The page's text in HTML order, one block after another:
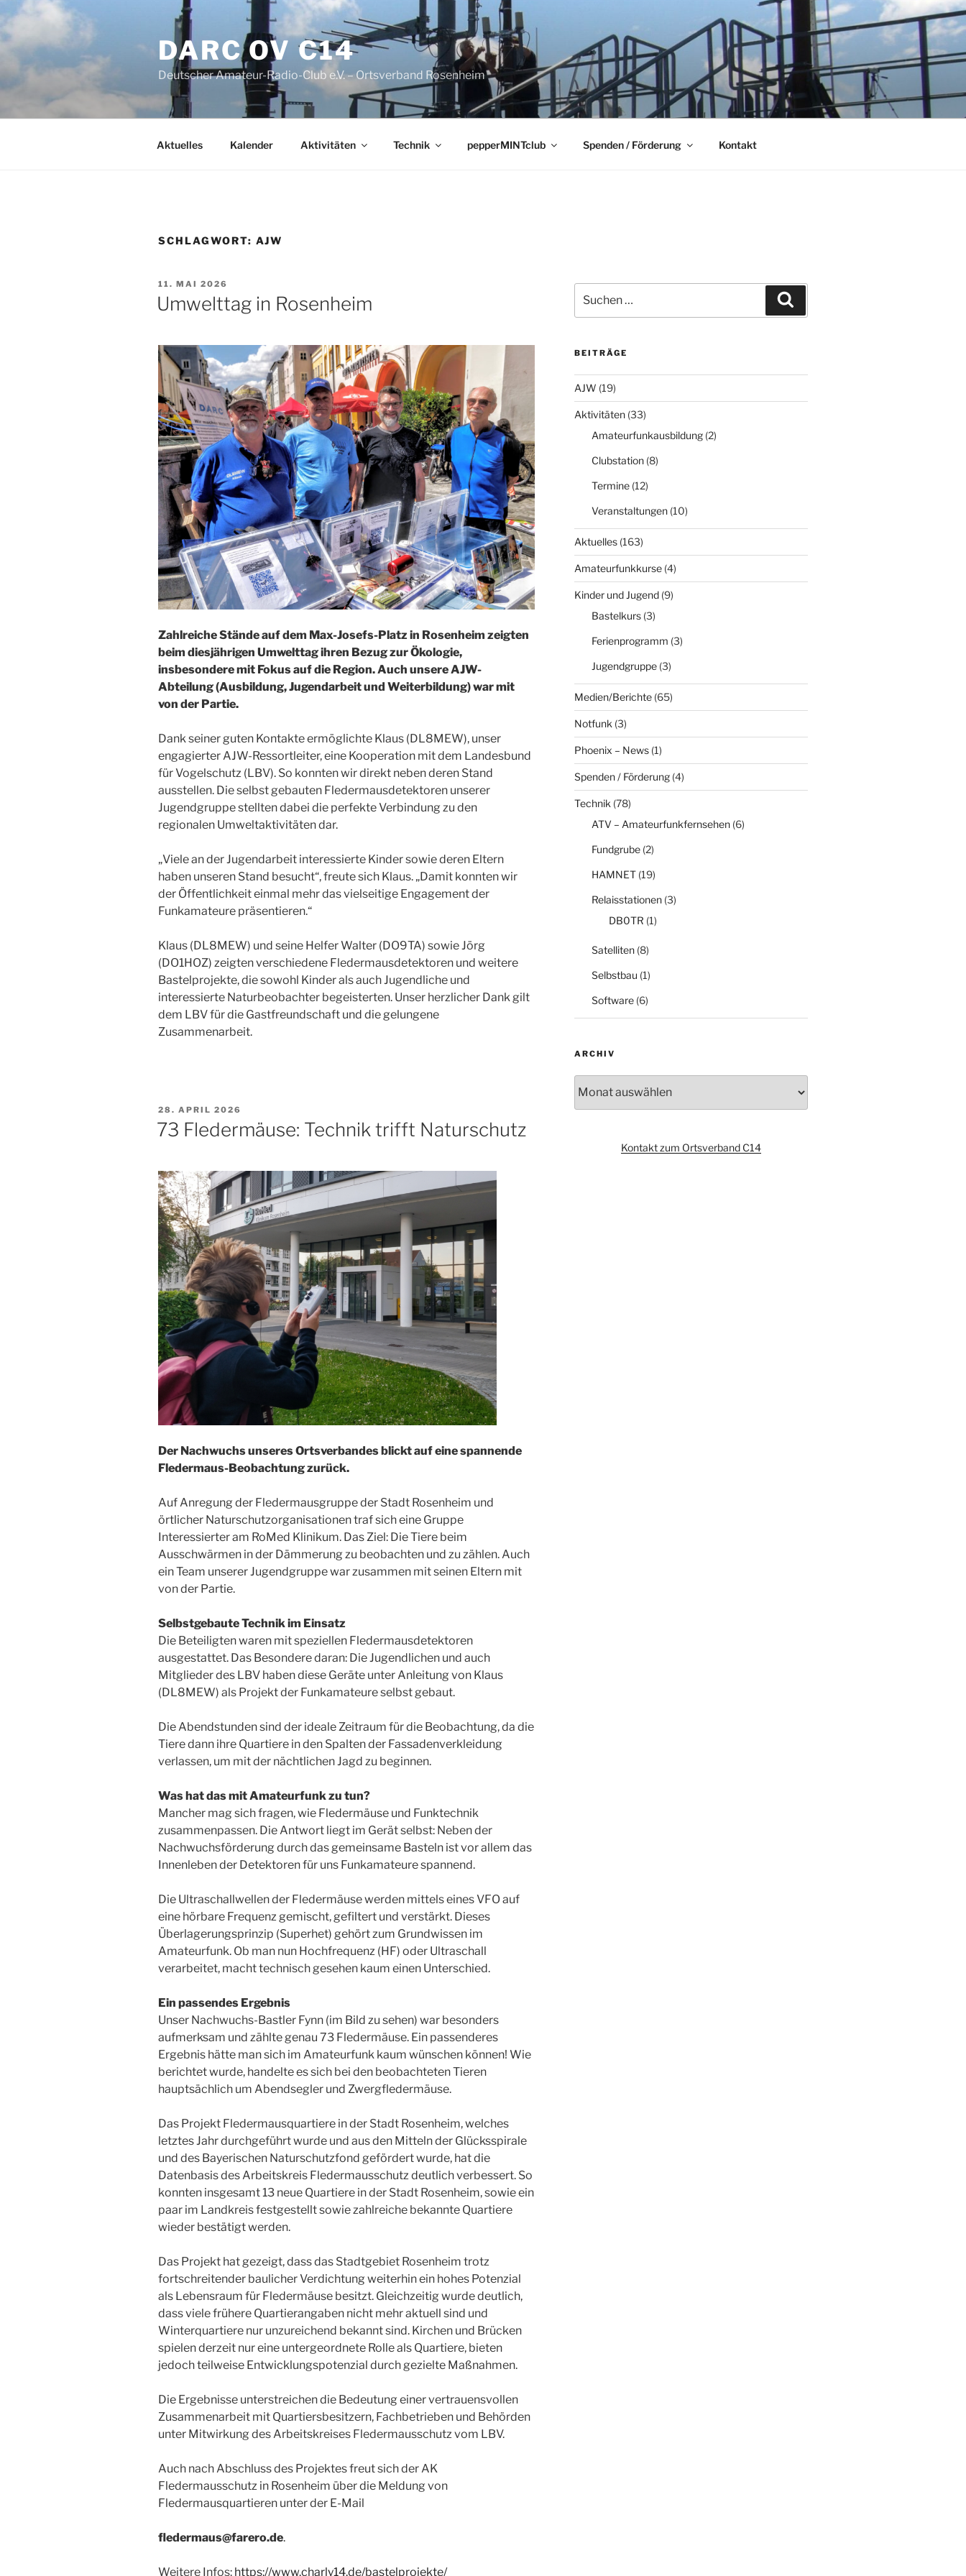
Zum
Inhalt
springen
DARC OV C14
Deutscher Amateur-Radio-Club e.V. – Ortsverband Rosenheim
Aktuelles Kalender Aktivitäten Technik pepperMINTclub Spenden / Förderung Kontakt
SCHLAGWORT: AJW
VERÖFFENTLICHT
AM
11. MAI 2026
Umwelttag in Rosenheim
Zahlreiche Stände auf dem Max-Josefs-Platz in Rosenheim zeigten
beim diesjährigen Umwelttag ihren Bezug zur Ökologie,
insbesondere mit Fokus auf die Region. Auch unsere AJW-
Abteilung (Ausbildung, Jugendarbeit und Weiterbildung) war mit
von der Partie.
Dank seiner guten Kontakte ermöglichte Klaus (DL8MEW), unser
engagierter AJW-Ressortleiter, eine Kooperation mit dem Landesbund
für Vogelschutz (LBV). So konnten wir direkt neben deren Stand
ausstellen. Die selbst gebauten Fledermausdetektoren unserer
Jugendgruppe stellten dabei die perfekte Verbindung zu den
regionalen Umweltaktivitäten dar.
„Viele an der Jugendarbeit interessierte Kinder sowie deren Eltern
haben unseren Stand besucht“, freute sich Klaus. „Damit konnten wir
der Öffentlichkeit einmal mehr das vielseitige Engagement der
Funkamateure präsentieren.“
Klaus (DL8MEW) und seine Helfer Walter (DO9TA) sowie Jörg
(DO1HOZ) zeigten verschiedene Fledermausdetektoren und weitere
Bastelprojekte, die sowohl Kinder als auch Jugendliche und
interessierte Naturbeobachter begeisterten. Unser herzlicher Dank gilt
dem LBV für die Gastfreundschaft und die gelungene
Zusammenarbeit.
VERÖFFENTLICHT
AM
28. APRIL 2026
73 Fledermäuse: Technik trifft Naturschutz
Der Nachwuchs unseres Ortsverbandes blickt auf eine spannende
Fledermaus-Beobachtung zurück.
Auf Anregung der Fledermausgruppe der Stadt Rosenheim und
örtlicher Naturschutzorganisationen traf sich eine Gruppe
Interessierter am RoMed Klinikum. Das Ziel: Die Tiere beim
Ausschwärmen in der Dämmerung zu beobachten und zu zählen. Auch
ein Team unserer Jugendgruppe war zusammen mit seinen Eltern mit
von der Partie.
Selbstgebaute Technik im Einsatz
Die Beteiligten waren mit speziellen Fledermausdetektoren
ausgestattet. Das Besondere daran: Die Jugendlichen und auch
Mitglieder des LBV haben diese Geräte unter Anleitung von Klaus
(DL8MEW) als Projekt der Funkamateure selbst gebaut.
Die Abendstunden sind der ideale Zeitraum für die Beobachtung, da die
Tiere dann ihre Quartiere in den Spalten der Fassadenverkleidung
verlassen, um mit der nächtlichen Jagd zu beginnen.
Was hat das mit Amateurfunk zu tun?
Mancher mag sich fragen, wie Fledermäuse und Funktechnik
zusammenpassen. Die Antwort liegt im Gerät selbst: Neben der
Nachwuchsförderung durch das gemeinsame Basteln ist vor allem das
Innenleben der Detektoren für uns Funkamateure spannend.
Die Ultraschallwellen der Fledermäuse werden mittels eines VFO auf
eine hörbare Frequenz gemischt, gefiltert und verstärkt. Dieses
Überlagerungsprinzip (Superhet) gehört zum Grundwissen im
Amateurfunk. Ob man nun Hochfrequenz (HF) oder Ultraschall
verarbeitet, macht technisch gesehen kaum einen Unterschied.
Ein passendes Ergebnis
Unser Nachwuchs-Bastler Fynn (im Bild zu sehen) war besonders
aufmerksam und zählte genau 73 Fledermäuse. Ein passenderes
Ergebnis hätte man sich im Amateurfunk kaum wünschen können! Wie
berichtet wurde, handelte es sich bei den beobachteten Tieren
hauptsächlich um Abendsegler und Zwergfledermäuse.
Das Projekt Fledermausquartiere in der Stadt Rosenheim, welches
letztes Jahr durchgeführt wurde und aus den Mitteln der Glücksspirale
und des Bayerischen Naturschutzfond gefördert wurde, hat die
Datenbasis des Arbeitskreis Fledermausschutz deutlich verbessert. So
konnten insgesamt 13 neue Quartiere in der Stadt Rosenheim, sowie ein
paar im Landkreis festgestellt sowie zahlreiche bekannte Quartiere
wieder bestätigt werden.
Das Projekt hat gezeigt, dass das Stadtgebiet Rosenheim trotz
fortschreitender baulicher Verdichtung weiterhin ein hohes Potenzial
als Lebensraum für Fledermäuse besitzt. Gleichzeitig wurde deutlich,
dass viele frühere Quartierangaben nicht mehr aktuell sind und
Winterquartiere nur unzureichend bekannt sind. Kirchen und Brücken
spielen derzeit nur eine untergeordnete Rolle als Quartiere, bieten
jedoch teilweise Entwicklungspotenzial durch gezielte Maßnahmen.
Die Ergebnisse unterstreichen die Bedeutung einer vertrauensvollen
Zusammenarbeit mit Quartiersbesitzern, Fachbetrieben und Behörden
unter Mitwirkung des Arbeitskreises Fledermausschutz vom LBV.
Auch nach Abschluss des Projektes freut sich der AK
Fledermausschutz in Rosenheim über die Meldung von
Fledermausquartieren unter der E-Mail
fledermaus@farero.de.
Weitere Infos: https://www.charly14.de/bastelprojekte/
nach:
BEITRÄGE
AJW (19)
Aktivitäten(33)
Amateurfunkausbildung(2)
Clubstation(8)
Termine(12)
Veranstaltungen(10)
Aktuelles(163)
Amateurfunkkurse(4)
Kinder und Jugend(9)
Bastelkurs(3)
Ferienprogramm (3)
Jugendgruppe(3)
Medien/Berichte(65)
Notfunk (3)
Phoenix – News(1)
Spenden / Förderung(4)
Technik (78)
ATV – Amateurfunkfernsehen(6)
Fundgrube(2)
HAMNET(19)
Relaisstationen(3)
DB0TR (1)
Satelliten(8)
Selbstbau (1)
Software(6)
ARCHIV
Kontakt zum Ortsverband C14